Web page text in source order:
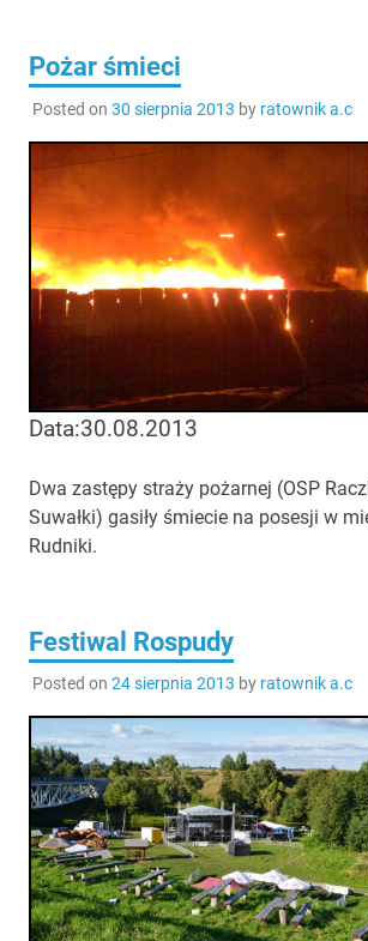
Pożar śmieci
Posted on 30 sierpnia 2013 by ratownik a.c
Data:30.08.2013
Dwa zastępy straży pożarnej (OSP
Suwałki) gasiły śmiecie na posesji w
Rudniki.
Festiwal Rospudy
Posted on 24 sierpnia 2013 by ratownik a.c